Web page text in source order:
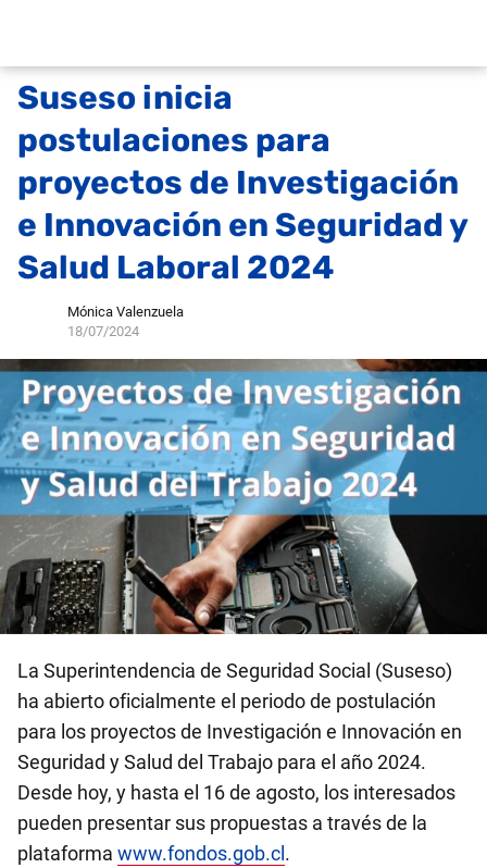
Suseso inicia
postulaciones para
proyectos de Investigación
e Innovación en Seguridad y
Salud Laboral 2024
Mónica Valenzuela
18/07/2024
La Superintendencia de Seguridad Social (Suseso)
ha abierto oficialmente el periodo de postulación
para los proyectos de Investigación e Innovación en
Seguridad y Salud del Trabajo para el año 2024.
Desde hoy, y hasta el 16 de agosto, los interesados
pueden presentar sus propuestas a través de la
plataforma www.fondos.gob.cl .